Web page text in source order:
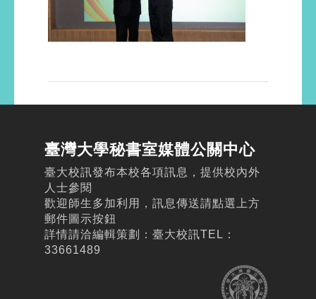
臺灣大學秘書室媒體公關中心
臺大校訊發布本校各項訊息，提供校內外
人士參閱
歡迎師生多加利用，訊息傳送請點選上方
郵件圖示按鈕
詳情請洽編輯策劃：臺大校訊TEL：
33661489